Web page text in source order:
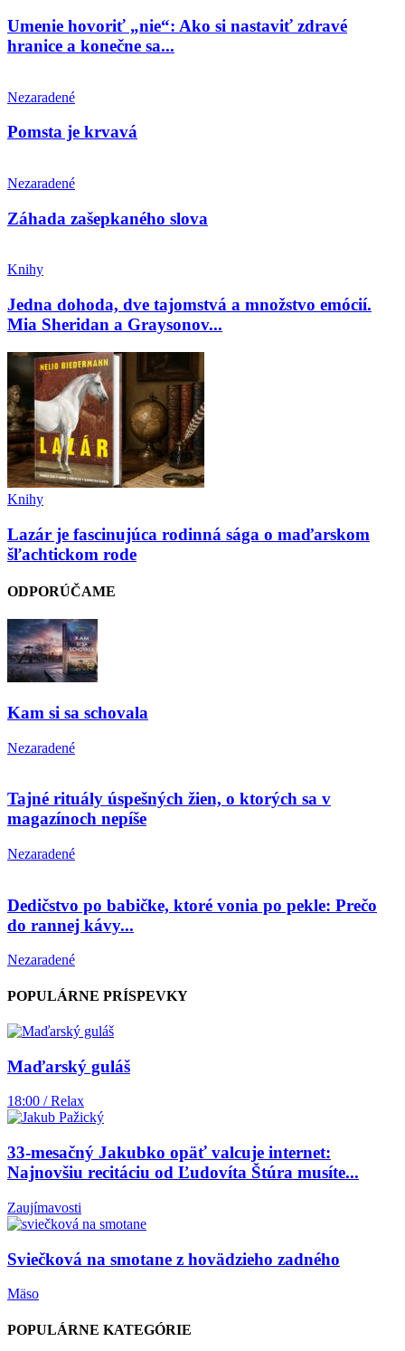
Umenie hovoriť „nie“: Ako si nastaviť zdravé
hranice a konečne sa...
Nezaradené
Pomsta je krvavá
Nezaradené
Záhada zašepkaného slova
Knihy
Jedna dohoda, dve tajomstvá a množstvo emócií.
Mia Sheridan a Graysonov...
Knihy
Lazár je fascinujúca rodinná sága o maďarskom
šľachtickom rode
ODPORÚČAME
Kam si sa schovala
Nezaradené
Tajné rituály úspešných žien, o ktorých sa v
magazínoch nepíše
Nezaradené
Dedičstvo po babičke, ktoré vonia po pekle: Prečo
do rannej kávy...
Nezaradené
POPULÁRNE PRÍSPEVKY
Maďarský guláš
18:00 / Relax
33-mesačný Jakubko opäť valcuje internet:
Najnovšiu recitáciu od Ľudovíta Štúra musíte...
Zaujímavosti
Sviečková na smotane z hovädzieho zadného
Mäso
POPULÁRNE KATEGÓRIE